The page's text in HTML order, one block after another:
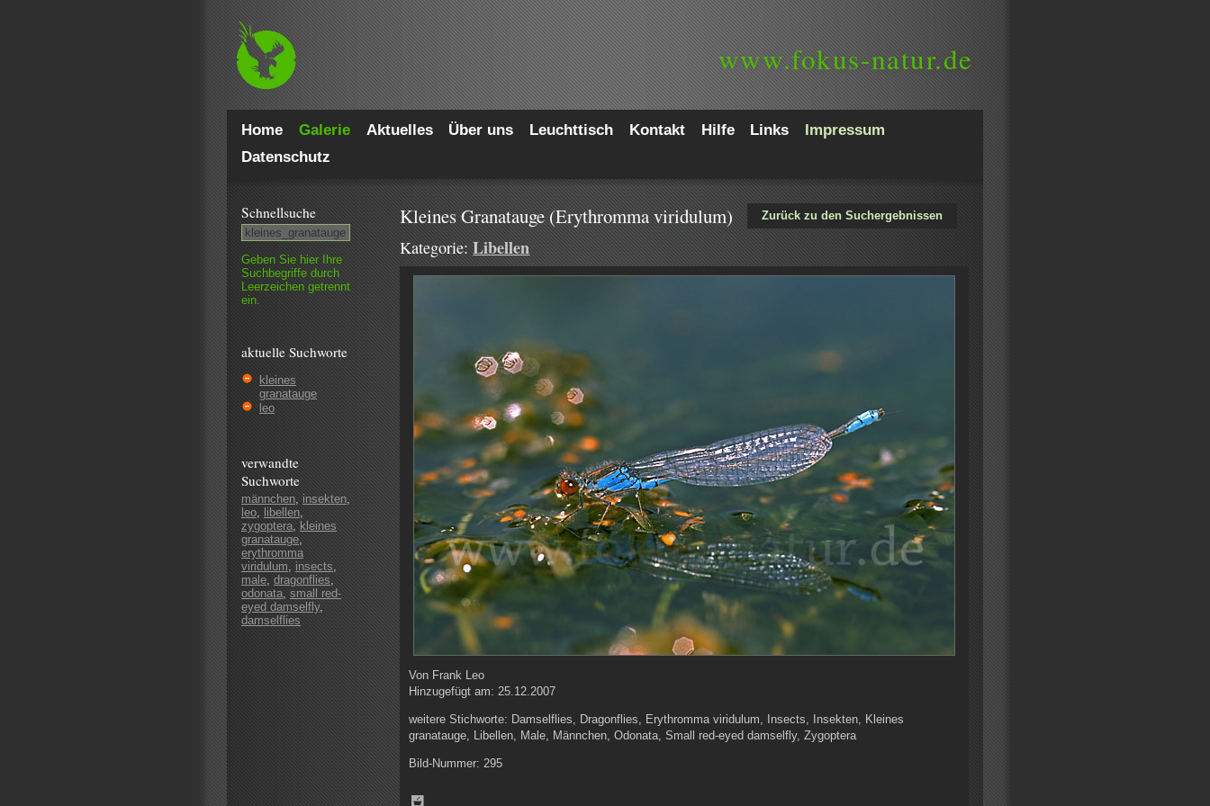
www.fokus-natur.de
Home Galerie Aktuelles Über uns Leuchttisch Kontakt Hilfe Links
Impressum
Datenschutz
Schnell­suche
Geben Sie hier Ihre
Such­begriffe durch
Leer­zeichen getrennt
ein.
aktuelle Suchworte
kleines
granatauge
leo
verwandte
Suchworte
männchen, insekten,
leo, libellen,
zygoptera, kleines
granatauge,
erythromma
viridulum, insects,
male, dragonflies,
odonata, small red-
eyed damselfly,
damselflies
Zurück zu den Suchergebnissen
Kleines Granatauge (Erythromma viridulum)
Kategorie:Libellen
Von Frank Leo
Hinzugefügt am:25.12.2007
weitere Stichworte: Damselflies, Dragonflies, Erythromma viridulum, Insects, Insekten, Kleines
granatauge, Libellen, Male, Männchen, Odonata, Small red-eyed damselfly, Zygoptera
Bild-Nummer:295